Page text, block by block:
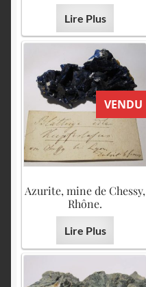
Lire Plus
VENDU
Azurite, mine de Chessy,
Rhône.
Lire Plus